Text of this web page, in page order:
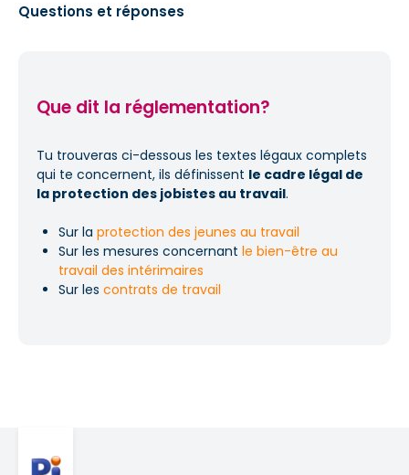
Questions et réponses
Que dit la réglementation?
Tu trouveras ci-dessous les textes légaux complets
qui te concernent, ils définissent le cadre légal de
la protection des jobistes au travail.
Sur la protection des jeunes au travail
Sur les mesures concernant le bien-être au
travail des intérimaires
Sur les contrats de travail